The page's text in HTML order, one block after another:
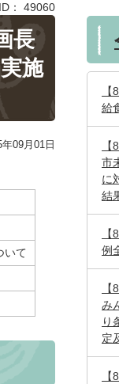
：
49060
長
施
09月01日
いて
給
市
に
結
例
み
り
定